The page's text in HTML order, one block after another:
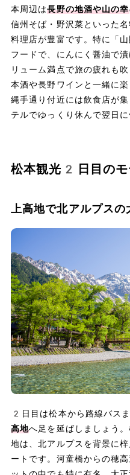
本周辺は長野の地酒や山の幸
信州そば・野沢菜といった
料理店が豊富です。特に「
フードで、にんにく醤油で
リューム満点で旅の疲れも
本酒や長野ワインと一緒に
縄手通り付近には飲食店が
テルでゆっくり休んで翌日に
松本観光2日目のモ
上高地で北アルプスの
2日目は松本から路線バス
高地へ足を延ばしましょ
地は、北アルプスを背景に
ートです。河童橋からの穂